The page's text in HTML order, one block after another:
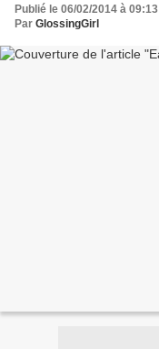
Publié le 06/02/2014 à 09:13
Par GlossingGirl